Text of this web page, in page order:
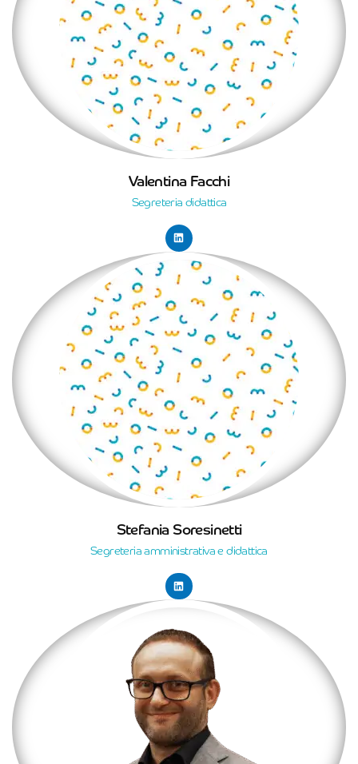
Stefania Soresinetti
Segreteria amministrativa e didattica
Valentina Facchi
Segreteria didattica